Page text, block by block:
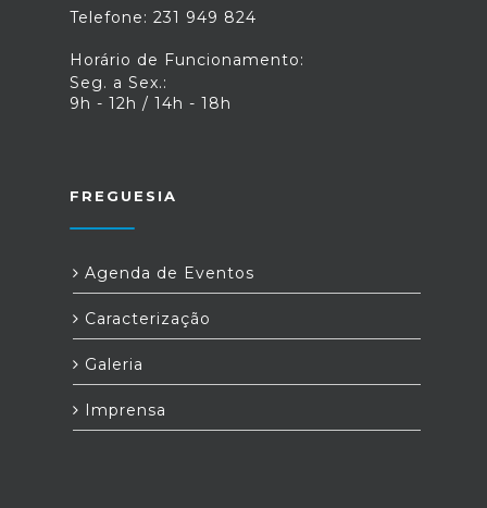
Telefone: 231 949 824
Horário de Funcionamento:
Seg. a Sex.:
9h - 12h / 14h - 18h
FREGUESIA
Agenda de Eventos
Caracterização
Galeria
Imprensa